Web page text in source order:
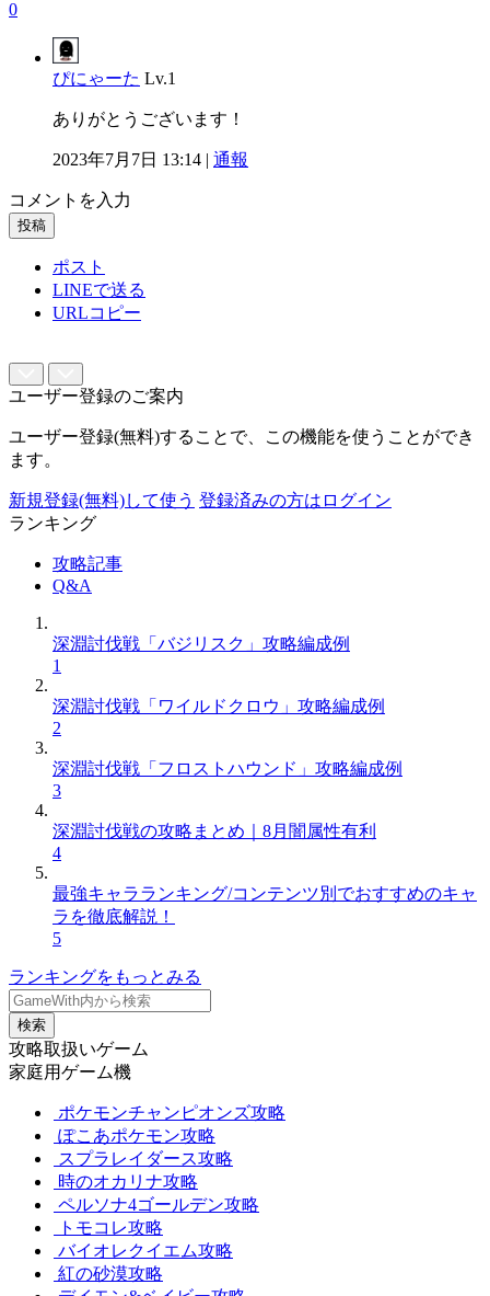
0
ぴにゃーた Lv.1
ありがとうございます！
2023年7月7日 13:14 | 通報
コメントを入力
投稿
ポスト
LINEで送る
URLコピー
ユーザー登録のご案内
ユーザー登録(無料)することで、この機能を使うことができ
ます。
新規登録(無料)して使う 登録済みの方はログイン
ランキング
攻略記事
Q&A
深淵討伐戦「バジリスク」攻略編成例
1
深淵討伐戦「ワイルドクロウ」攻略編成例
2
深淵討伐戦「フロストハウンド」攻略編成例
3
深淵討伐戦の攻略まとめ｜8月闇属性有利
4
最強キャラランキング/コンテンツ別でおすすめのキャ
ラを徹底解説！
5
ランキングをもっとみる
検索
攻略取扱いゲーム
家庭用ゲーム機
ポケモンチャンピオンズ攻略
ぽこあポケモン攻略
スプラレイダース攻略
時のオカリナ攻略
ペルソナ4ゴールデン攻略
トモコレ攻略
バイオレクイエム攻略
紅の砂漠攻略